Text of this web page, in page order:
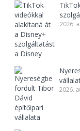
2026.
2026.